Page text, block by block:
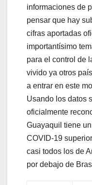
informaciones de
pensar que hay
cifras aportadas
importantísimo
para el control de
vivido ya otros
a entrar en este
Usando los datos
oficialmente
Guayaquil tiene
COVID-19
casi todos los de
por debajo de